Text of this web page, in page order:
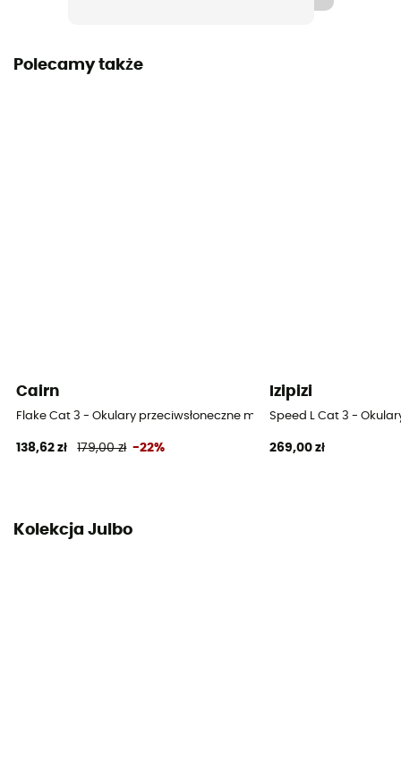
Polecamy także
Cairn
Flake Cat 3 - Okulary przeciwsłoneczne meski
138,62 zł 179,00 zł -22%
Izipizi
Speed L Cat 3 -
269,00 zł
Kolekcja Julbo